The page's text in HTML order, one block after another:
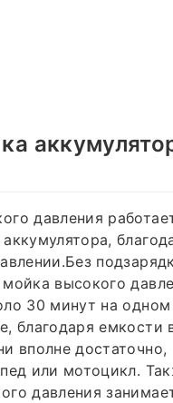
давления
мойка высокого
30 минут на одном
благодаря емкости
вполне
или мотоцикл.
давления